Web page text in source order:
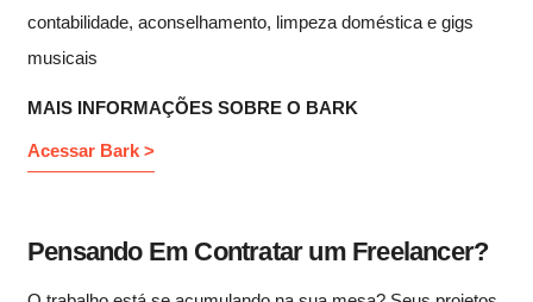
contabilidade, aconselhamento, limpeza doméstica e gigs
musicais
MAIS INFORMAÇÕES SOBRE O BARK
Acessar Bark >
Pensando Em Contratar um Freelancer?